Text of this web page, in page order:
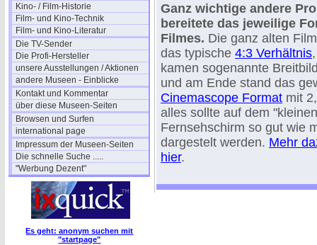
Kino- / Film-Historie
Film- und Kino-Technik
Film- und Kino-Literatur
Die TV-Sender
Die Profi-Hersteller
unsere Ausstellungen / Aktionen
andere Museen - Einblicke
Kontakt und Kommentar
über diese Museen-Seiten
Browsen und Surfen
international page
Impressum der Museen-Seiten
Die schnelle Suche .....
"Werbung Dezent"
Es geht: anonym suchen mit
"startpage"
Ganz wichtige andere
bereitete das jeweilige
Filmes. Die ganz alten
das typische 4:3 Verhältnis
kamen sogenannte
und am Ende stand das
Cinemascope Format mit
alles sollte auf dem
Fernsehschirm so gut wie
dargestelt werden. Mehr
hier.